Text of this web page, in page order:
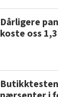
Dårligere
koste oss